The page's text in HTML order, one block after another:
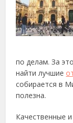
по делам. За
найти лучшие
собирается в
полезна.
Качественные